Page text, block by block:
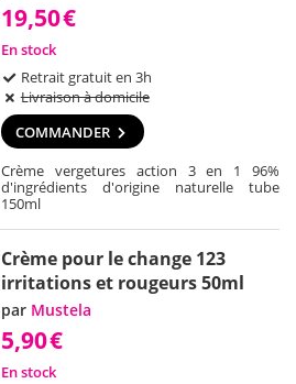
19,50€
En stock
Retrait gratuit en 3h
Livraison à domicile
COMMANDER
Crème vergetures action 3 en 1 96%
d'ingrédients d'origine naturelle tube
150ml
Crème pour le change 123
irritations et rougeurs 50ml
par Mustela
5,90€
En stock